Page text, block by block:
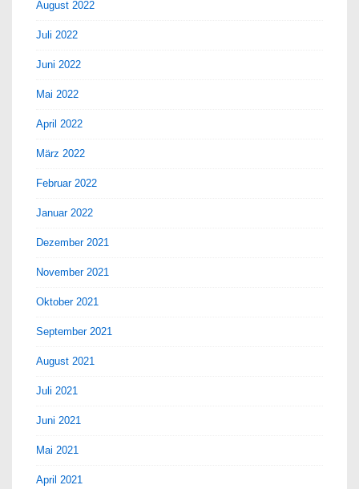
August 2022
Juli 2022
Juni 2022
Mai 2022
April 2022
März 2022
Februar 2022
Januar 2022
Dezember 2021
November 2021
Oktober 2021
September 2021
August 2021
Juli 2021
Juni 2021
Mai 2021
April 2021